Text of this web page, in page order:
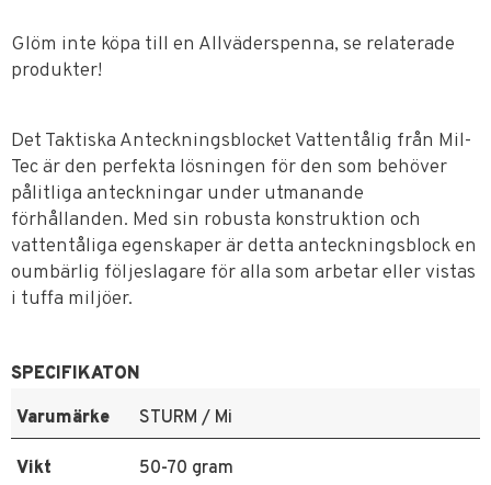
Glöm inte köpa till en Allväderspenna, se relaterade
produkter!
Det Taktiska Anteckningsblocket Vattentålig från Mil-
Tec är den perfekta lösningen för den som behöver
pålitliga anteckningar under utmanande
förhållanden. Med sin robusta konstruktion och
vattentåliga egenskaper är detta anteckningsblock en
oumbärlig följeslagare för alla som arbetar eller vistas
i tuffa miljöer.
SPECIFIKATON
Varumärke
STURM / Mi
Vikt 50-70 gram